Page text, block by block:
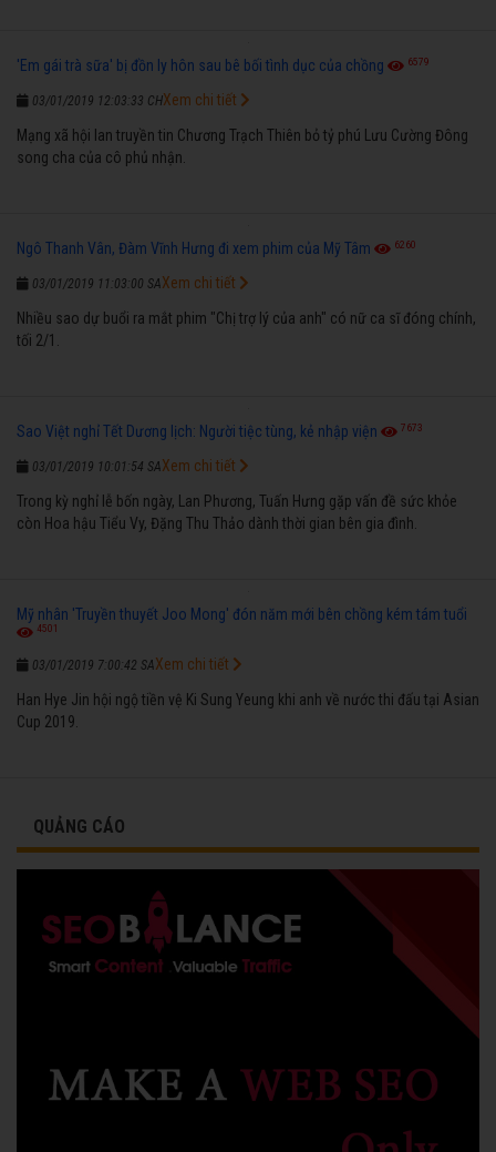
'Em gái trà sữa' bị đồn ly hôn sau bê bối tình dục của chồng 6579
03/01/2019 12:03:33 CH
Mạng xã hội lan truyền tin Chương Trạch Thiên bỏ tỷ phú Lưu Cường Đông
song cha của cô phủ nhận.
Xem chi tiết
Ngô Thanh Vân, Đàm Vĩnh Hưng đi xem phim của Mỹ Tâm 6260
03/01/2019 11:03:00 SA
Nhiều sao dự buổi ra mắt phim "Chị trợ lý của anh" có nữ ca sĩ đóng chính,
tối 2/1.
Xem chi tiết
Sao Việt nghỉ Tết Dương lịch: Người tiệc tùng, kẻ nhập viện 7673
03/01/2019 10:01:54 SA
Trong kỳ nghỉ lễ bốn ngày, Lan Phương, Tuấn Hưng gặp vấn đề sức khỏe
còn Hoa hậu Tiểu Vy, Đặng Thu Thảo dành thời gian bên gia đình.
Xem chi tiết
Mỹ nhân 'Truyền thuyết Joo Mong' đón năm mới bên chồng kém tám tuổi
4501
03/01/2019 7:00:42 SA
Han Hye Jin hội ngộ tiền vệ Ki Sung Yeung khi anh về nước thi đấu tại Asian
Cup 2019.
Xem chi tiết
QUẢNG CÁO